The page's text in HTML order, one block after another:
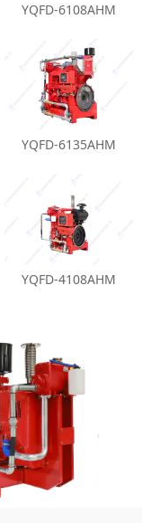
YQFD-6108AHM
YQFD-6135AHM
YQFD-4108AHM